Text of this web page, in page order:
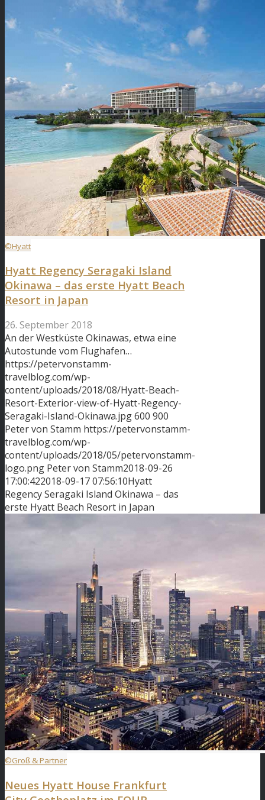
©Hyatt
Hyatt Regency Seragaki Island
Okinawa – das erste Hyatt Beach
Resort in Japan
26. September 2018
An der Westküste Okinawas, etwa eine
Autostunde vom Flughafen…
https://petervonstamm-
travelblog.com/wp-
content/uploads/2018/08/Hyatt-Beach-
Resort-Exterior-view-of-Hyatt-Regency-
Seragaki-Island-Okinawa.jpg600 900
Peter von Stamm https://petervonstamm-
travelblog.com/wp-
content/uploads/2018/05/petervonstamm-
logo.png Peter von Stamm2018-09-26
17:00:422018-09-17 07:56:10Hyatt
Regency Seragaki Island Okinawa – das
erste Hyatt Beach Resort in Japan
©Groß & Partner
Neues Hyatt House Frankfurt